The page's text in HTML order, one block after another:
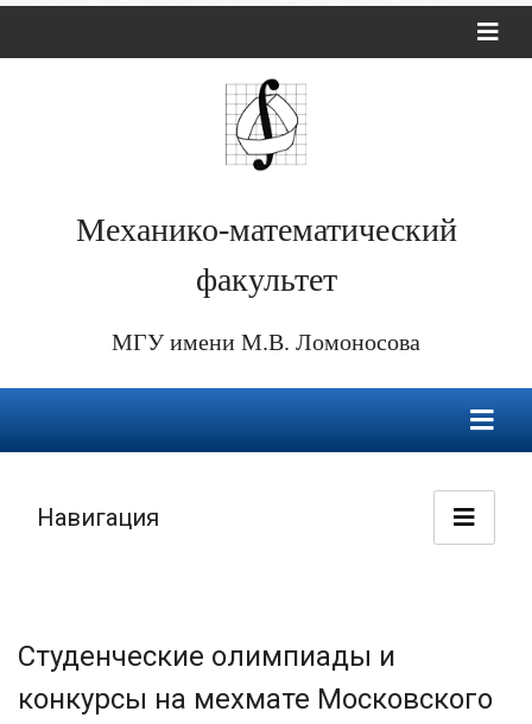
Механико-математический
факультет
МГУ имени М.В. Ломоносова
Навигация
Cтуденческие олимпиады и
конкурсы на мехмате Московского